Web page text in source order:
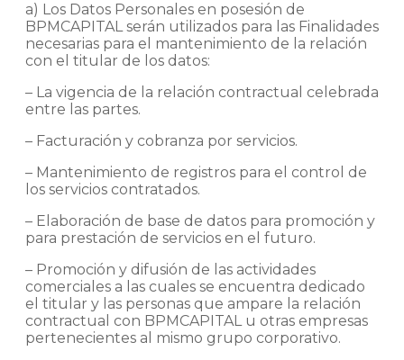
a) Los Datos Personales en posesión de
BPMCAPITAL serán utilizados para las Finalidades
necesarias para el mantenimiento de la relación
con el titular de los datos:
– La vigencia de la relación contractual celebrada
entre las partes.
– Facturación y cobranza por servicios.
– Mantenimiento de registros para el control de
los servicios contratados.
– Elaboración de base de datos para promoción y
para prestación de servicios en el futuro.
– Promoción y difusión de las actividades
comerciales a las cuales se encuentra dedicado
el titular y las personas que ampare la relación
contractual con BPMCAPITAL u otras empresas
pertenecientes al mismo grupo corporativo.